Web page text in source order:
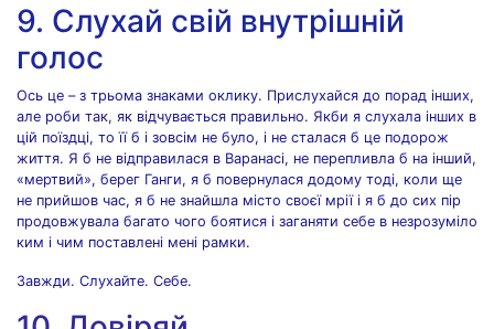
9. Слухай свій внутрішній
голос
Ось це – з трьома знаками оклику. Прислухайся до порад інших,
але роби так, як відчувається правильно. Якби я слухала інших в
цій поїздці, то її б і зовсім не було, і не сталася б це подорож
життя. Я б не відправилася в Варанасі, не перепливла б на інший,
«мертвий», берег Ганги, я б повернулася додому тоді, коли ще
не прийшов час, я б не знайшла місто своєї мрії і я б до сих пір
продовжувала багато чого боятися і заганяти себе в незрозуміло
ким і чим поставлені мені рамки.
Завжди. Слухайте. Себе.